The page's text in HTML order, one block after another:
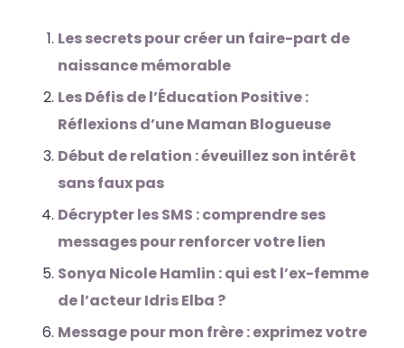
Les secrets pour créer un faire-part de
naissance mémorable
Les Défis de l’Éducation Positive :
Réflexions d’une Maman Blogueuse
Début de relation : éveuillez son intérêt
sans faux pas
Décrypter les SMS : comprendre ses
messages pour renforcer votre lien
Sonya Nicole Hamlin : qui est l’ex-femme
de l’acteur Idris Elba ?
Message pour mon frère : exprimez votre